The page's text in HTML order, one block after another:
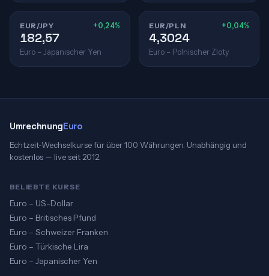
EUR/JPY +0,24%
182,57
Euro – Japanischer Yen
EUR/PLN +0,04%
4,3024
Euro – Polnischer Zloty
UmrechnungEuro
Echtzeit-Wechselkurse für über 100 Währungen. Unabhängig und
kostenlos — live seit 2012.
BELIEBTE KURSE
Euro – US-Dollar
Euro – Britisches Pfund
Euro – Schweizer Franken
Euro – Türkische Lira
Euro – Japanischer Yen